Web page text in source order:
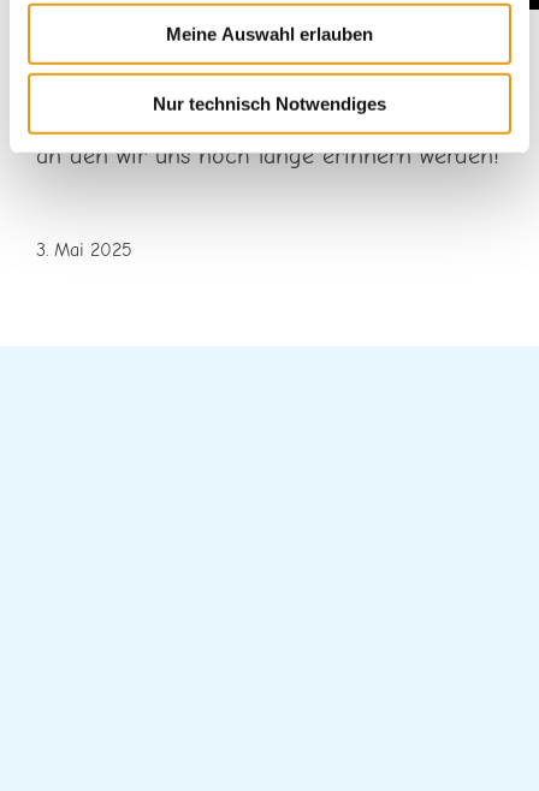
Meine Auswahl erlauben
Nur technisch Notwendiges
Es war ein rundum gelungener Tag,
an den wir uns noch lange erinnern werden!
3. Mai 2025